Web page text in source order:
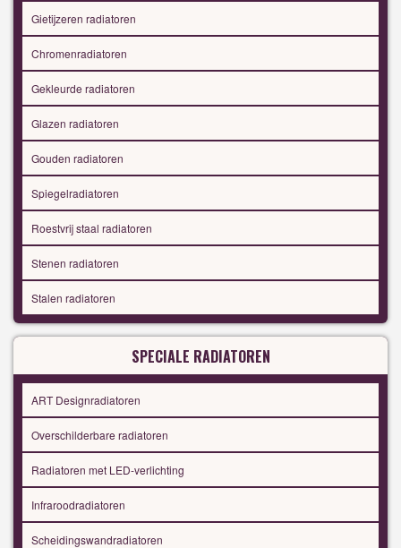
Gietijzeren radiatoren
Chromenradiatoren
Gekleurde radiatoren
Glazen radiatoren
Gouden radiatoren
Spiegelradiatoren
Roestvrij staal radiatoren
Stenen radiatoren
Stalen radiatoren
SPECIALE RADIATOREN
ART Designradiatoren
Overschilderbare radiatoren
Radiatoren met LED-verlichting
Infraroodradiatoren
Scheidingswandradiatoren